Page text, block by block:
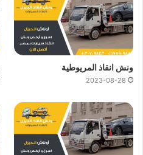
ونش انقاذ المريوطية
2023-08-28